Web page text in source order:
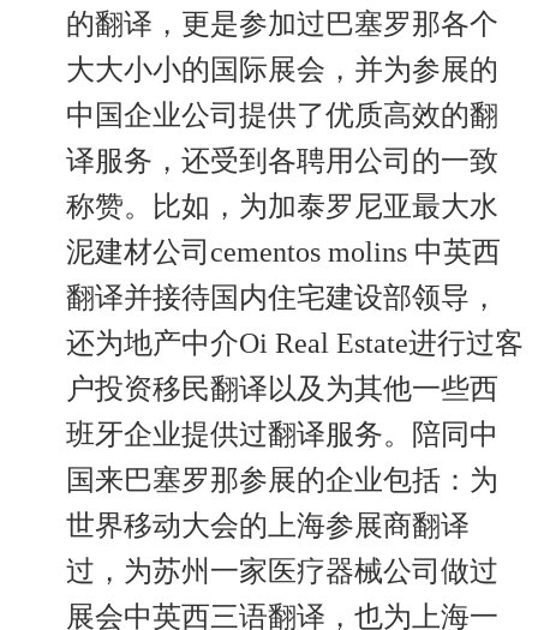
的翻译，更是参加过巴塞罗那各个
大大小小的国际展会，并为参展的
中国企业公司提供了优质高效的翻
译服务，还受到各聘用公司的一致
称赞。比如，为加泰罗尼亚最大水
泥建材公司cementos molins 中英西
翻译并接待国内住宅建设部领导，
还为地产中介Oi Real Estate进行过客
户投资移民翻译以及为其他一些西
班牙企业提供过翻译服务。陪同中
国来巴塞罗那参展的企业包括：为
世界移动大会的上海参展商翻译
过，为苏州一家医疗器械公司做过
展会中英西三语翻译，也为上海一